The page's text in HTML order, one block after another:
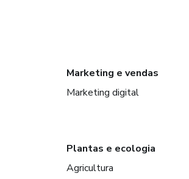
Marketing e vendas
Marketing digital
Plantas e ecologia
Agricultura